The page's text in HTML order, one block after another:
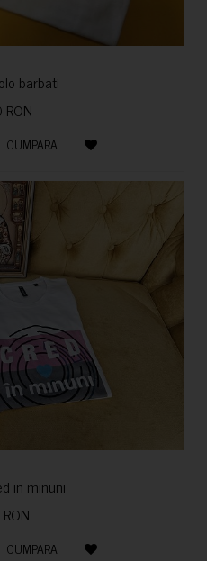
barbati
CUMPARA
in minuni
CUMPARA